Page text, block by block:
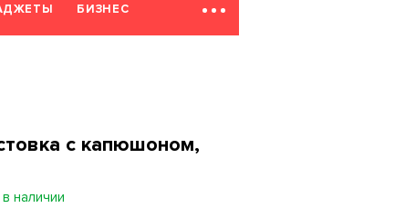
БИЗНЕС
с капюшоном,
наличии